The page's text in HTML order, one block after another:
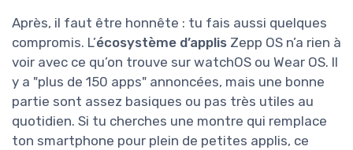
Après, il faut être honnête : tu fais aussi quelques
compromis. L’écosystème d’applis Zepp OS n’a rien à
voir avec ce qu’on trouve sur watchOS ou Wear OS. Il
y a "plus de 150 apps" annoncées, mais une bonne
partie sont assez basiques ou pas très utiles au
quotidien. Si tu cherches une montre qui remplace
ton smartphone pour plein de petites applis, ce